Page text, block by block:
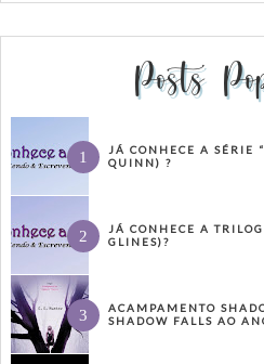
Posts
JÁ CONHECE A SÉRIE
QUINN) ?
JÁ CONHECE A
GLINES)?
ACAMPAMENTO
SHADOW FALLS AO